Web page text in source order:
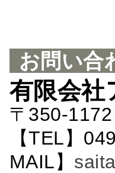
お問い合
有限会社
〒350-
【TEL
MAIL】